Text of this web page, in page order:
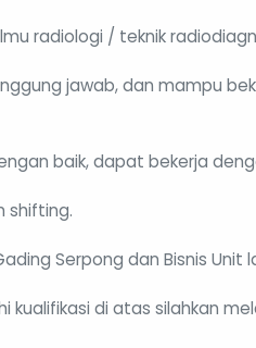
radiologi / teknik
jawab, dan mampu
baik, dapat bekerja
shifting.
Serpong dan Bisnis Unit
kualifikasi di atas silahkan